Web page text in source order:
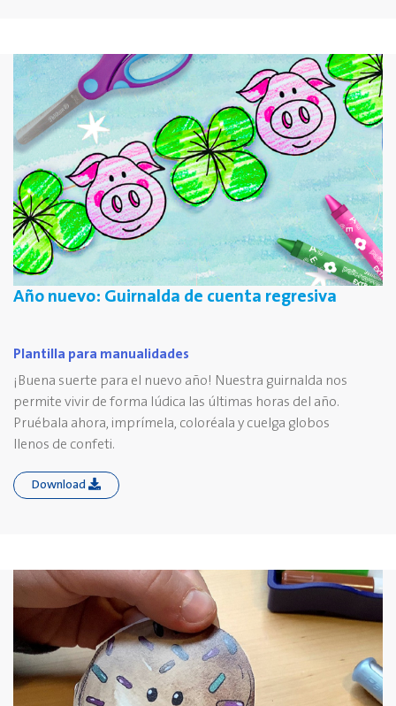
Año nuevo: Guirnalda de cuenta regresiva
Plantilla para manualidades
¡Buena suerte para el nuevo año! Nuestra guirnalda nos
permite vivir de forma lúdica las últimas horas del año.
Pruébala ahora, imprímela, coloréala y cuelga globos
llenos de confeti.
Download